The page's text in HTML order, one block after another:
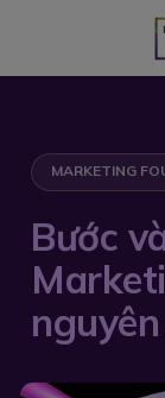
MARKETING
Bước